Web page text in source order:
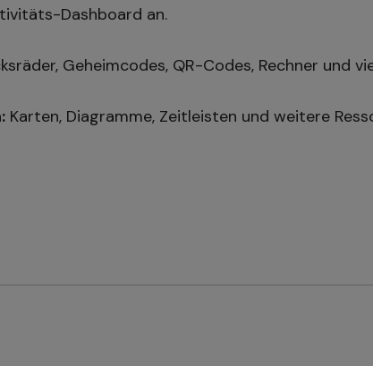
Dashboard an.
Geheimcodes, QR-Codes, Rechner und
Karten, Diagramme, Zeitleisten und weitere